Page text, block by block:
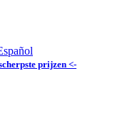
prijzen <-